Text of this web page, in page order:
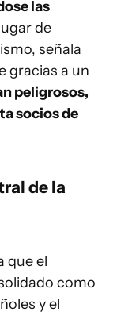
las
de
señala
gracias a un
peligrosos,
socios de
de la
que el
como
y el